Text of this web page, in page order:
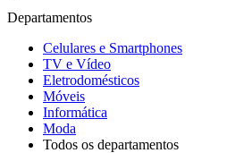
Departamentos
Celulares e Smartphones
TV e Vídeo
Eletrodomésticos
Móveis
Informática
Moda
Todos os departamentos